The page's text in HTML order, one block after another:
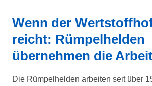
Wenn der
reicht: Rümpelhelden
übernehmen die
Die Rümpelhelden arbeiten seit über